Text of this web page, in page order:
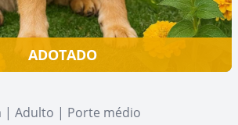
ADOTADO
| Adulto | Porte médio